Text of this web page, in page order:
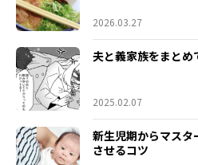
2026.03.27
夫と義家族をまと
2025.02.07
新生児期からマス
させるコツ